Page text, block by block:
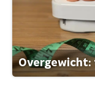
Overgewicht: